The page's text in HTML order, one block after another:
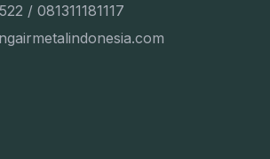
/ 081311181117